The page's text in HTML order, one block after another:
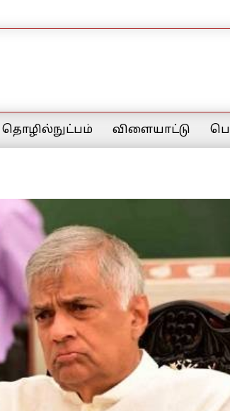
தொழில்நுட்பம் விளையாட்டு